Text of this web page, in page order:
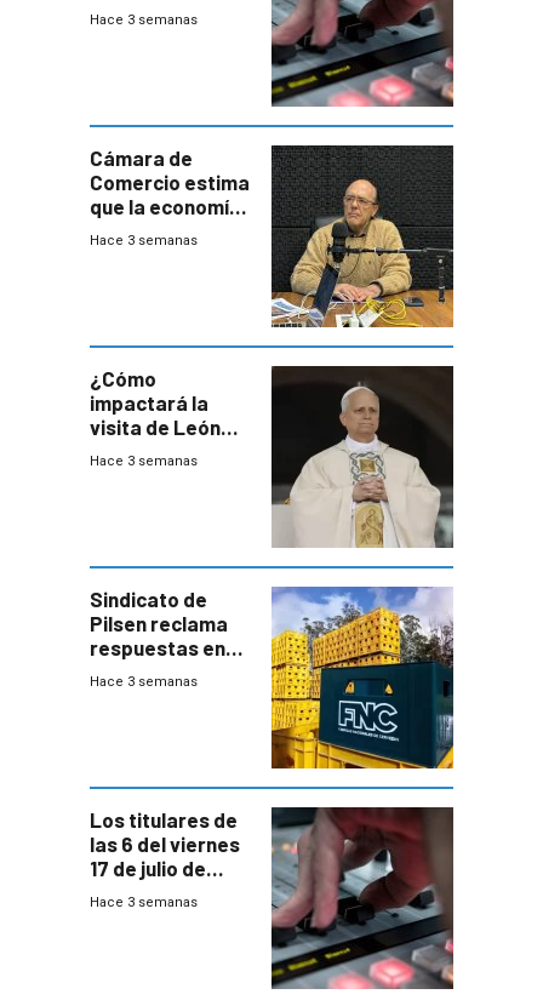
Hace 3 semanas
Cámara de
Comercio estima
que la economía
crecerá 1,6%
Hace 3 semanas
¿Cómo
impactará la
visita de León
XIV a Uruguay?
Hace 3 semanas
Sindicato de
Pilsen reclama
respuestas en
medio de
Hace 3 semanas
Los titulares de
las 6 del viernes
17 de julio de
2026
Hace 3 semanas